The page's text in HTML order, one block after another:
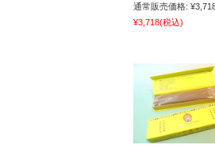
通常販売価格:
¥3,718(税込)